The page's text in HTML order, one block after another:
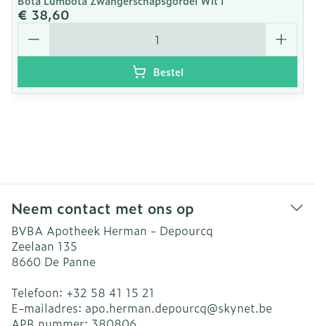
€ 38,60
Aantal
Bestel
Neem contact met ons op
BVBA Apotheek Herman - Depourcq
Zeelaan 135
8660 De Panne
Telefoon: +32 58 41 15 21
E-mailadres: apo.herman.depourcq@skynet.be